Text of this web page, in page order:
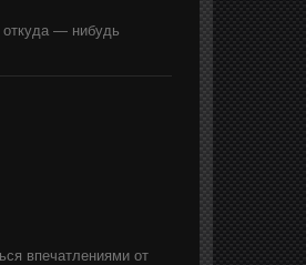
откуда — нибудь
впечатлениями от